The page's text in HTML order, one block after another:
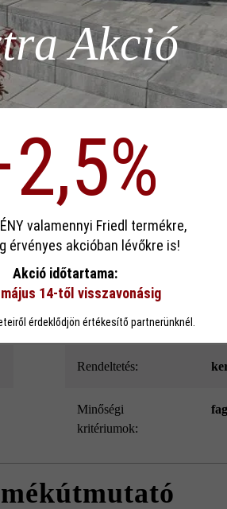
árnyékolásával, gazdag
a Modulus Pur kerítés- és falazókő
és belső oldala.
Szín:
Felületkialakítás:
Rendeltetés:
Minőségi
kritériumok:
lehető legjobb funkcionalitást kínálja Önnek...
cookie elfogadása Minden
Akció
valamennyi Friedl termékre,
érvényes akcióban lévőkre is!
Akció időtartama:
14-től visszavonásig
érdeklődjön értékesítő partnerünknél.